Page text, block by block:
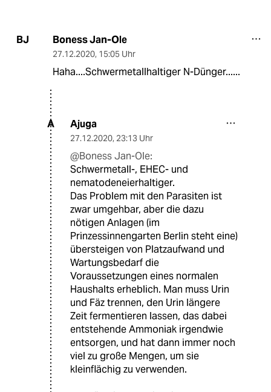
BJ Boness Jan-Ole
27.12.2020, 15:05 Uhr
Haha....Schwermetallhaltiger N-Dünger......
A Ajuga
27.12.2020, 23:13 Uhr
@Boness Jan-Ole:
Schwermetall-, EHEC- und
nematodeneierhaltiger.
Das Problem mit den Parasiten ist
zwar umgehbar, aber die dazu
nötigen Anlagen (im
Prinzessinnengarten Berlin steht eine)
übersteigen von Platzaufwand und
Wartungsbedarf die
Voraussetzungen eines normalen
Haushalts erheblich. Man muss Urin
und Fäz trennen, den Urin längere
Zeit fermentieren lassen, das dabei
entstehende Ammoniak irgendwie
entsorgen, und hat dann immer noch
viel zu große Mengen, um sie
kleinflächig zu verwenden.